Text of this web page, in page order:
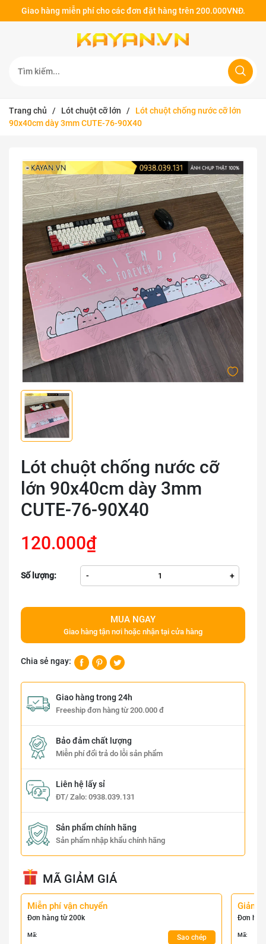
Giao hàng miễn phí cho các đơn đặt hàng trên 200.000VNĐ.
Trang chủ / Lót chuột cỡ lớn /
Lót chuột chống nước cỡ lớn
90x40cm dày 3mm CUTE-76-90X40
Lót chuột chống nước cỡ
lớn 90x40cm dày 3mm
CUTE-76-90X40
120.000₫
Số lượng: - +
MUA NGAY
Giao hàng tận nơi hoặc nhận tại cửa hàng
Chia sẻ ngay:
Giao hàng trong 24h
Freeship đơn hàng từ 200.000 đ
Bảo đảm chất lượng
Miễn phí đổi trả do lỗi sản phẩm
Liên hệ lấy sỉ
ĐT/ Zalo: 0938.039.131
Sản phẩm chính hãng
Sản phẩm nhập khẩu chính hãng
MÃ GIẢM GIÁ
Miễn phí vận chuyển
Đơn hàng từ 200k
Mã: Sao chép
Giảm
Đơn
Mã: